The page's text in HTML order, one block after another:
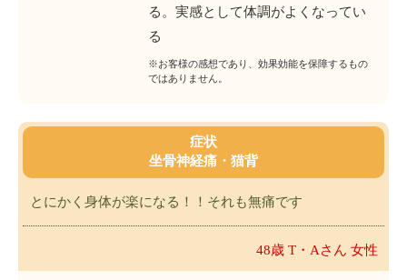
る。実感として体調がよくなってい
る
※お客様の感想であり、効果効能を保障するもの
ではありません。
症状
坐骨神経痛・猫背
とにかく身体が楽になる！！それも無痛です
48歳 T・Aさん 女性